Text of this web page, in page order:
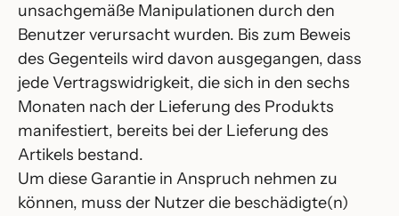
unsachgemäße Manipulationen durch den
Benutzer verursacht wurden. Bis zum Beweis
des Gegenteils wird davon ausgegangen, dass
jede Vertragswidrigkeit, die sich in den sechs
Monaten nach der Lieferung des Produkts
manifestiert, bereits bei der Lieferung des
Artikels bestand.
Um diese Garantie in Anspruch nehmen zu
können, muss der Nutzer die beschädigte(n)